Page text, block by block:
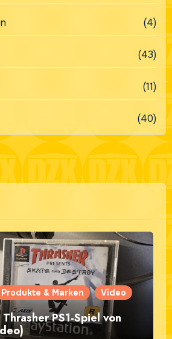
(4)
(43)
(11)
(40)
Produkte & Marken Video
PS1-Spiel von